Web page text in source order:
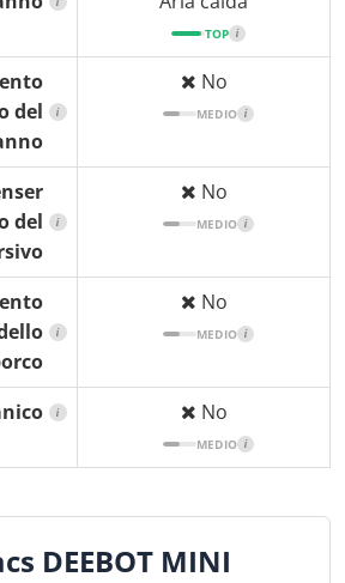
TOP i
del
i
No
MEDIO i
del
i
No
MEDIO i
i
No
MEDIO i
i No
MEDIO i
DEEBOT MINI